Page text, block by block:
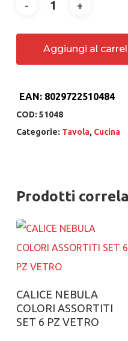
Aggiungi al
EAN: 8029722510484
COD: 51048
Categorie: Tavola, Cucina
Prodotti
Aggiungi al carrello
CALICE NEBULA
COLORI ASSORTITI
SET 6 PZ VETRO